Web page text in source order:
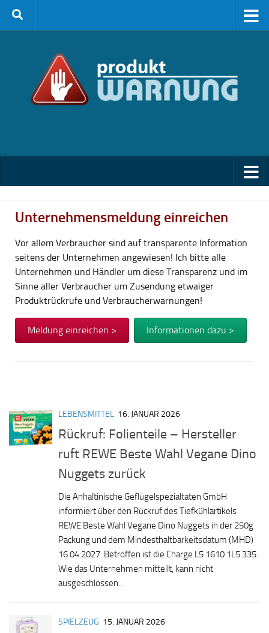
Zum Inhalt springen
Unternehmensmeldung einreichen
Vor allem Verbraucher sind auf transparente Information
seitens der Unternehmen angewiesen! Ich bitte alle
Unternehmen und Händler um diese Transparenz und im
Sinne aller Verbraucher um Zusendung etwaiger
Produktrückrufe und Verbraucherwarnungen!
Meldung einreichen > Informationen dazu >
LEBENSMITTEL 16. JANUAR 2026
Rückruf: Folienteile – Hersteller
ruft REWE Beste Wahl Vegane Dino
Nuggets zurück
Die Anhaltinische Geflügelspezialtäten GmbH
informiert über den Rückruf des Tiefkühlartikels
REWE Beste Wahl Vegane Dino Nuggets in der 250g
Packung und dem Mindesthaltbarkeitsdatum (MHD)
16.04.2027. Betroffen ist die Charge L5 1610 1L5 335.
Wie das Unternehmen mitteilt, kann nicht
ausgeschlossen...
SPIELZEUG 15. JANUAR 2026